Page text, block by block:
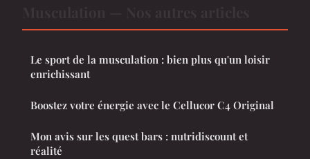
Le sport de la musculation : bien plus qu'un loisir
enrichissant
Boostez votre énergie avec le Cellucor C4 Original
Mon avis sur les quest bars : nutridiscount et
réalité